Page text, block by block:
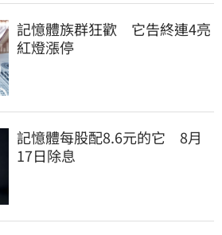
記憶體族群狂歡　它告終連4亮
紅燈漲停
記憶體每股配8.6元的它　8月
17日除息